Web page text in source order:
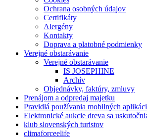
Ochrana osobných údajov
Certifikáty
Alergény
Kontakty
Doprava a platobné podmienky
Verejné obstarávanie
Verejné obstarávanie
IS JOSEPHINE
Archív
Objednávky, faktúry, zmluvy
Prenájom a odpredaj majetku
Pravidlá používania mobilných
Elektronické aukcie dreva sa
klub slovenských turistov
climaforceelife